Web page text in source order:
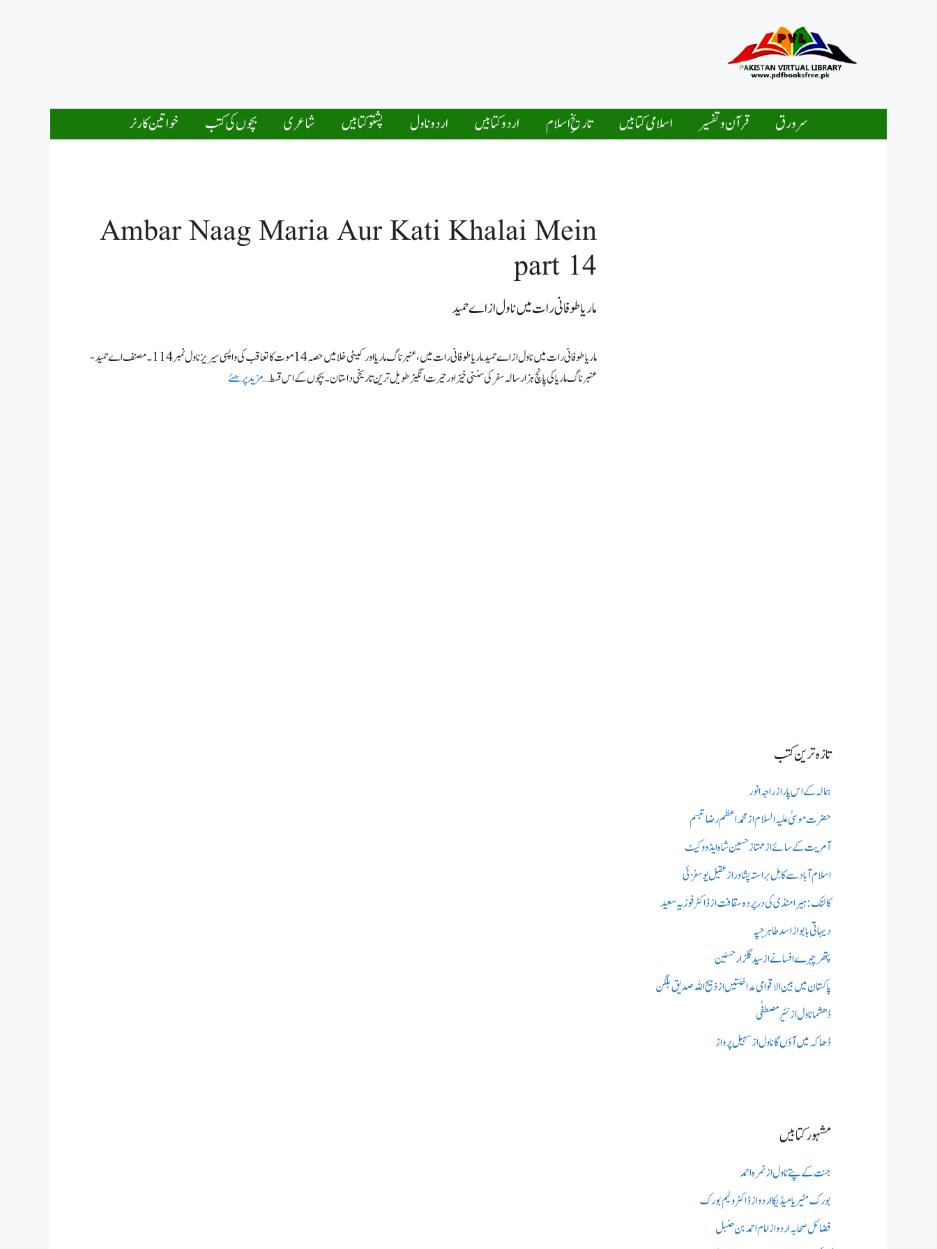
سرورق قرآن و تفسیر اسلامی کتابیں تاریخِ اسلام اردو کتابیں اردو ناول پشتو کتابیں شاعری بچوں کی کتب خواتین کارنر
Ambar Naag Maria Aur Kati Khalai Mein
part 14
ماریاطوفانی رات میں ناول از اے حمید
ماریاطوفانی رات میں ناول از اے حمید ماریاطوفانی رات میں،عنبر ناگ ماریا اور کیٹی خلا میں حصہ 14موت کا تعاقب کی واپسی سیریز ناول نمبر114۔ مصنف اے حمید-
عنبر ناگ ماریا کی پانچ ہزار سالہ سفر کی سننی خیز اور حیرت انگیز طویل ترین تاریخی داستان۔ بچوں کے اس قسط …مزید پرھئے
تازہ ترین کتب
ہمالہ کے اس پار از راجہ انور
حضرت موسیٰ علیہ السلام از محمد اعظم رضا تبسم
آمریت کے سائے از ممتاز حسین شاہ ایڈووکیٹ
اسلام آباد سے کابل براستہ پشاور از عقیل یوسفزئی
کالنک: ہیرا منڈی کی در پردہ سقافت از ڈاکٹر فوزیہ سعید
دیہاتی بابو از اسد طاہر جپہ
پتھر چہرے افسانے از سید گلزار حسنین
پاکستان میں بین الاقوامی مداخلتیں از ذبیح اللہ صدیق بلگن
ڈھشما ناول از نئیر مصطفٰی
ڈھاکہ میں آؤں گا ناول از سہیل پرواز
مشہور کتابیں
جنت کے پتے ناول از نمرہ احمد
بورک مٹیریا میڈیکااردو از ڈاکٹر ولیم بورک
فضائل صحابہ اردو از امام احمد بن حنبل